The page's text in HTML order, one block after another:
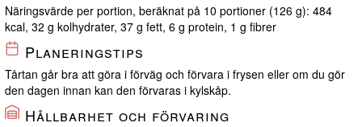
Näringsvärde per portion, beräknat på 10 portioner (126 g): 484
kcal, 32 g kolhydrater, 37 g fett, 6 g protein, 1 g fibrer
Planeringstips
Tårtan går bra att göra i förväg och förvara i frysen eller om du gör
den dagen innan kan den förvaras i kylskåp.
Hållbarhet och förvaring